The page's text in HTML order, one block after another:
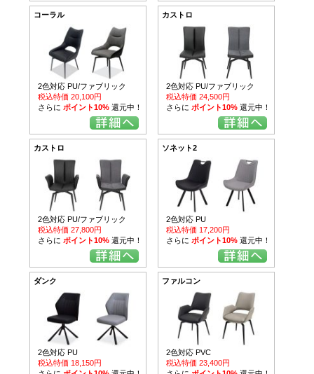
コーラル
2色対応 PU/ファブリック
税込特価 20,100円
さらに ポイント10% 還元中！
カストロ
2色対応 PU/ファブリック
税込特価 24,500円
さらに ポイント10% 還元中！
カストロ
2色対応 PU/ファブリック
税込特価 27,800円
さらに ポイント10% 還元中！
ソネット2
2色対応 PU
税込特価 17,200円
さらに ポイント10% 還元中！
ダンク
2色対応 PU
税込特価 18,150円
ファルコン
2色対応 PVC
税込特価 23,400円